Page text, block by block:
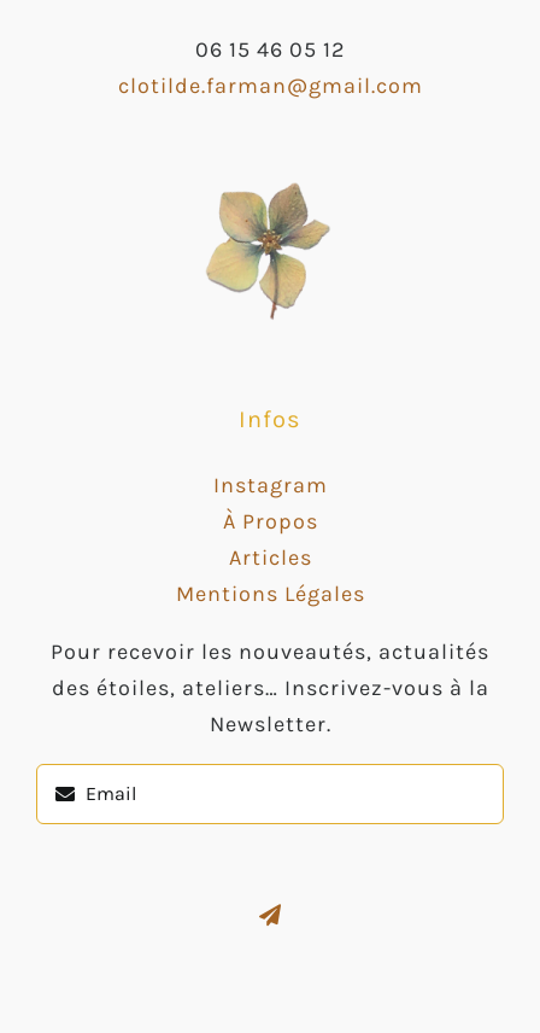
06 15 46 05 12
clotilde.farman@gmail.com
Infos
Instagram
À Propos
Articles
Mentions Légales
Pour recevoir les nouveautés, actualités
des étoiles, ateliers… Inscrivez-vous à la
Newsletter.